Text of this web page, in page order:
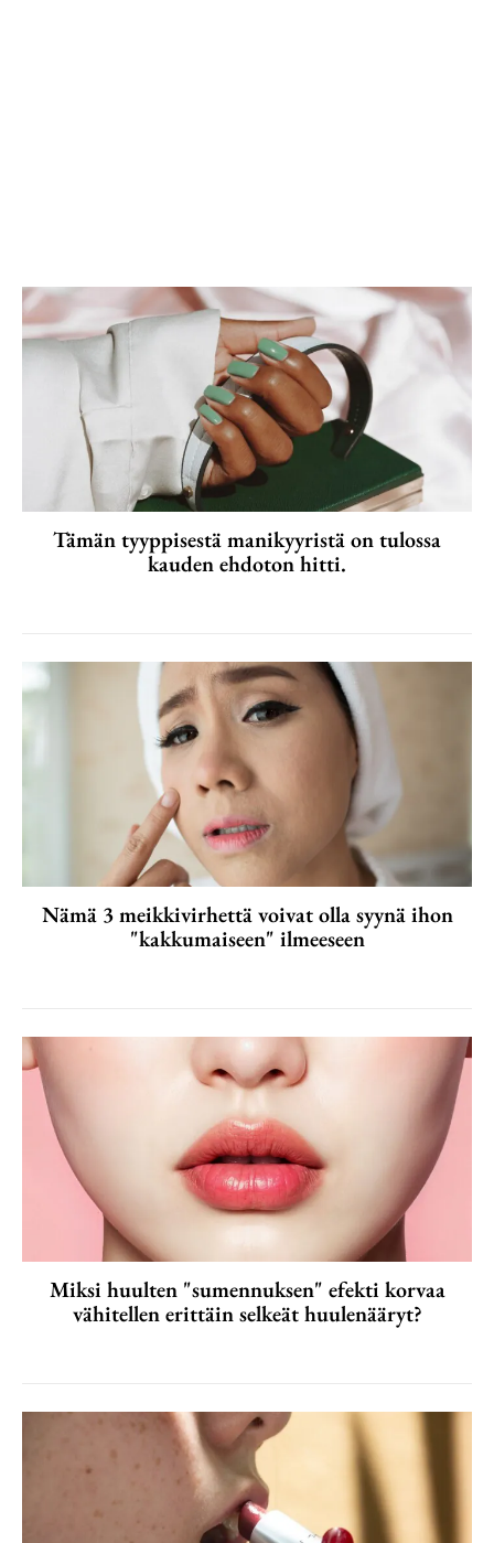
Tämän tyyppisestä manikyyristä on tulossa
kauden ehdoton hitti.
Nämä 3 meikkivirhettä voivat olla syynä ihon
"kakkumaiseen" ilmeeseen
Miksi huulten "sumennuksen" efekti korvaa
vähitellen erittäin selkeät huulenääryt?